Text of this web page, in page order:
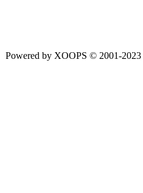
Powered by XOOPS © 2001-2023